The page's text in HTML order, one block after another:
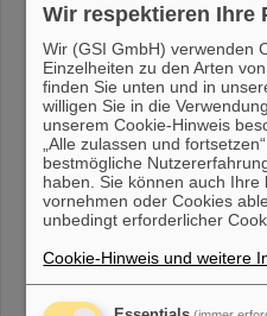
und Erfolg im Beruf"
Angebot:
Fremdsprache“ in der
Stadtradeln:
26.05.-15.06.2020
KW:21
Webinar: The
Fellowships
Stadtradeln: Radeln
26.05.-15.06.2020
Rodungsarbeiten
Informationen zur
Wir respektieren Ihre
Wir (GSI GmbH) verwenden
Einzelheiten zu den Arten
finden Sie unten und in
willigen Sie in die
unserem Cookie-Hinweis
„Alle zulassen und
bestmögliche
haben. Sie können auch
vornehmen oder Cookies
unbedingt erforderlicher
Cookie-Hinweis und weitere